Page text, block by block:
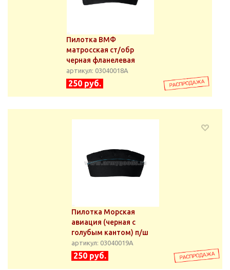
Пилотка ВМФ
матросская ст/обр
черная фланелевая
артикул: 03040018А
250 руб.
Пилотка Морская
авиация (черная с
голубым кантом) п/ш
артикул: 03040019А
250 руб.